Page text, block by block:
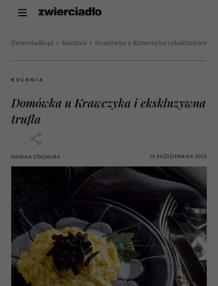
Zwierciadlo.pl > Kuchnia > Domówka u Krawczyka i ekskluzywna
KUCHNIA
Domówka u Krawczyka i ekskluzywna
trufla
MONIKA STACHURA 15 PAŹDZIERNIKA 2013